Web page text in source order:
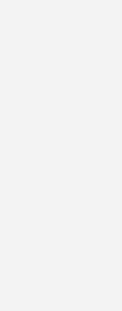
Rückgänge beim
Prozent, bis 2040 um
netto 100 Prozent vor. Die
ist der dritte Rückgang
im Vergleich zum letzten
Energiewende.
und ein abgeschwächtes
erreichen – doch der Jubel
Koalition und
der Energieversorgung
halten kann, ist zu mehr
zu verdanken.
mit einer
von 16
und dank